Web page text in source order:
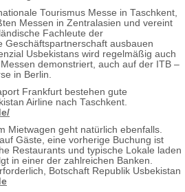
Tourismus Messe in Taschkent,
Messen in Zentralasien und vereint
Fachleute der
Geschäftspartnerschaft ausbauen
Usbekistans wird regelmäßig auch
demonstriert, auch auf der ITB –
in Berlin.
Frankfurt bestehen gute
Airline nach Taschkent.
Mietwagen geht natürlich ebenfalls.
Gäste, eine vorherige Buchung ist
Restaurants und typische Lokale laden
in einer der zahlreichen Banken.
Botschaft Republik Usbekistan